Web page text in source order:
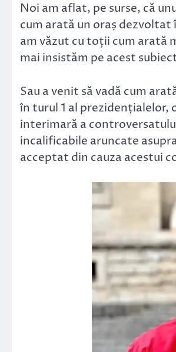
Noi am aflat, pe surse, că
cum arată un oraș dezvoltat
am văzut cu toții cum arată
mai insistăm pe acest
Sau a venit să vadă cum
în turul 1 al prezidențialelor,
interimară a
incalificabile aruncate
acceptat din cauza acestui